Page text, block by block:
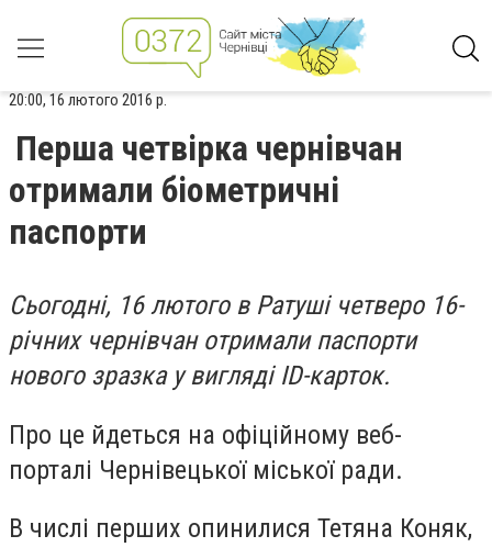
20:00, 16 лютого 2016 р.
Перша четвірка чернівчан
отримали біометричні
паспорти
Сьогодні, 16 лютого в Ратуші четверо 16-
річних чернівчан отримали паспорти
нового зразка у вигляді ID-карток.
Про це йдеться на офіційному веб-
порталі Чернівецької міської ради.
В числі перших опинилися Тетяна Коняк,